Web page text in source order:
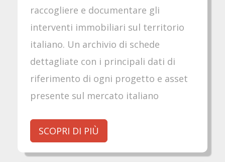
raccogliere e documentare gli
interventi immobiliari sul territorio
italiano. Un archivio di schede
dettagliate con i principali dati di
riferimento di ogni progetto e asset
presente sul mercato italiano
SCOPRI DI PIÙ